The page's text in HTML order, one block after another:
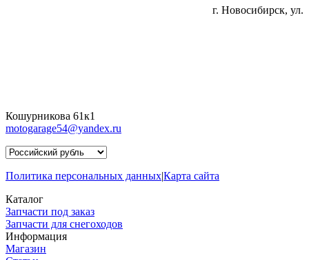
г. Новосибирск, ул.
Кошурникова 61к1
motogarage54@yandex.ru
Политика персональных данных|Карта сайта
Каталог
Запчасти под заказ
Запчасти для снегоходов
Информация
Магазин